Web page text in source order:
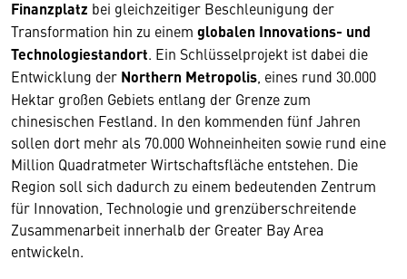
Finanzplatz bei gleichzeitiger Beschleunigung der
Transformation hin zu einem globalen Innovations- und
Technologiestandort. Ein Schlüsselprojekt ist dabei die
Entwicklung der Northern Metropolis , eines rund 30.000
Hektar großen Gebiets entlang der Grenze zum
chinesischen Festland. In den kommenden fünf Jahren
sollen dort mehr als 70.000 Wohneinheiten sowie rund eine
Million Quadratmeter Wirtschaftsfläche entstehen. Die
Region soll sich dadurch zu einem bedeutenden Zentrum
für Innovation, Technologie und grenzüberschreitende
Zusammenarbeit innerhalb der Greater Bay Area
entwickeln.